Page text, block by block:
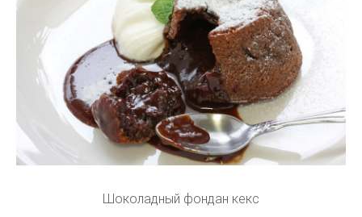
Шоколадный фондан кекс